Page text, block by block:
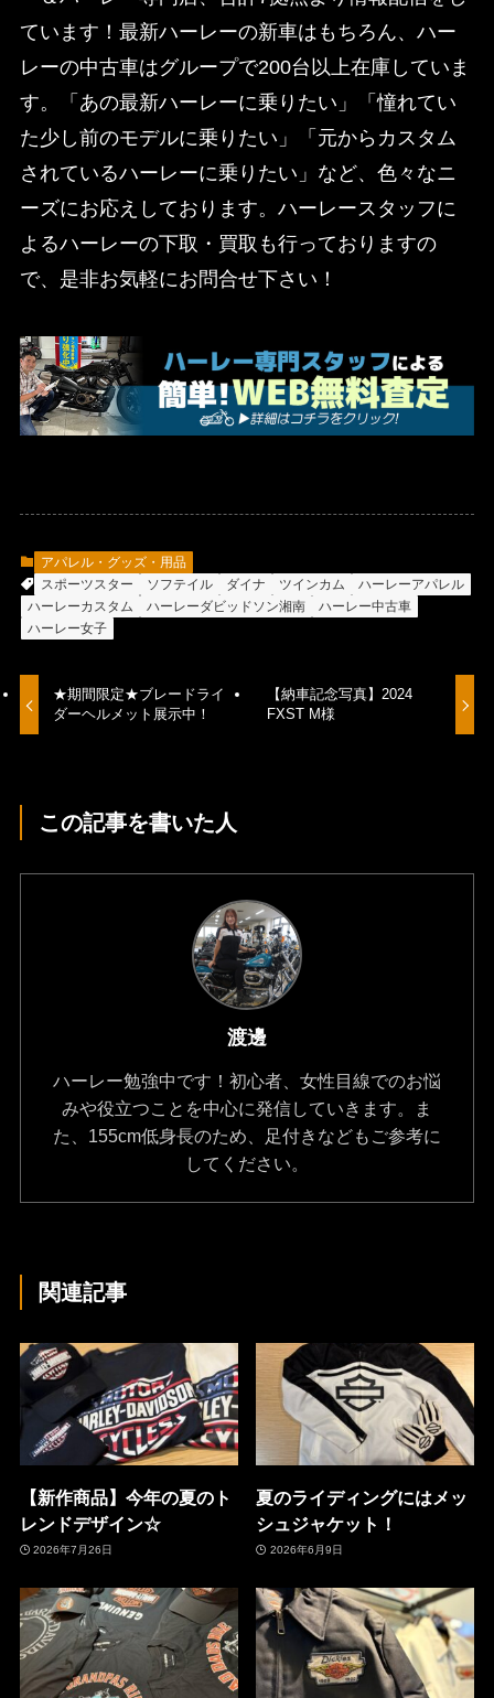
ています！最新ハーレーの新車はもちろん、ハー
レーの中古車はグループで200台以上在庫していま
す。「あの最新ハーレーに乗りたい」「憧れてい
た少し前のモデルに乗りたい」「元からカスタム
されているハーレーに乗りたい」など、色々なニ
ーズにお応えしております。ハーレースタッフに
よるハーレーの下取・買取も行っておりますの
で、是非お気軽にお問合せ下さい！
アパレル・グッズ・用品
スポーツスター
ソフテイル ダイナ ツインカム
ハーレーアパレル
ハーレーカスタム
ハーレーダビッドソン湘南
ハーレー中古車
ハーレー女子
★期間限定★ブレードライ
ダーヘルメット展示中！
【納車記念写真】2024
FXST M様
この記事を書いた人
渡邊
ハーレー勉強中です！初心者、女性目線でのお悩
みや役立つことを中心に発信していきます。ま
た、155cm低身長のため、足付きなどもご参考に
してください。
関連記事
【新作商品】今年の夏のト
レンドデザイン☆
2026年7月26日
夏のライディングにはメッ
シュジャケット！
2026年6月9日